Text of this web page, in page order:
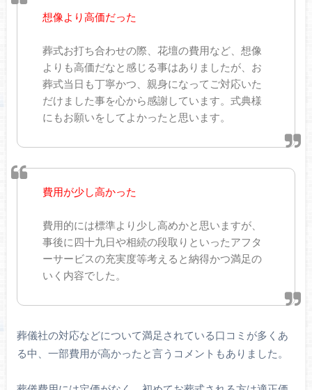
想像より高価だった
葬式お打ち合わせの際、花壇の費用など、想像
よりも高価だなと感じる事はありましたが、お
葬式当日も丁寧かつ、親身になってご対応いた
だけました事を心から感謝しています。式典様
にもお願いをしてよかったと思います。
費用が少し高かった
費用的には標準より少し高めかと思いますが、
事後に四十九日や相続の段取りといったアフタ
ーサービスの充実度等考えると納得かつ満足の
いく内容でした。
葬儀社の対応などについて満足されている口コミが多くあ
る中、一部費用が高かったと言うコメントもありました。